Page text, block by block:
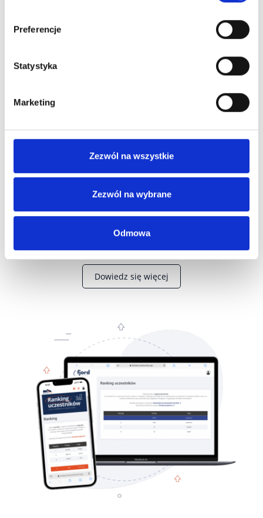
Preferencje
Statystyka
Marketing
Zezwól na wszystkie
Zezwól na wybrane
Odmowa
motywuje do częstszych
wzmacnia zaangażowanie
osób, które lubią
rywalizację.
Ranking pozwala uczestnikomporównywać swoje
dodatkowymi benefitami.
Dowiedz się więcej